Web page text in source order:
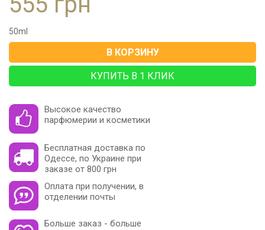
50ml
В КОРЗИНУ
КУПИТЬ В 1 КЛИК
Высокое качество
парфюмерии и косметики
Бесплатная доставка по
Одессе, по Украине при
заказе от 800 грн
Оплата при получении, в
отделении почты
Больше заказ - больше